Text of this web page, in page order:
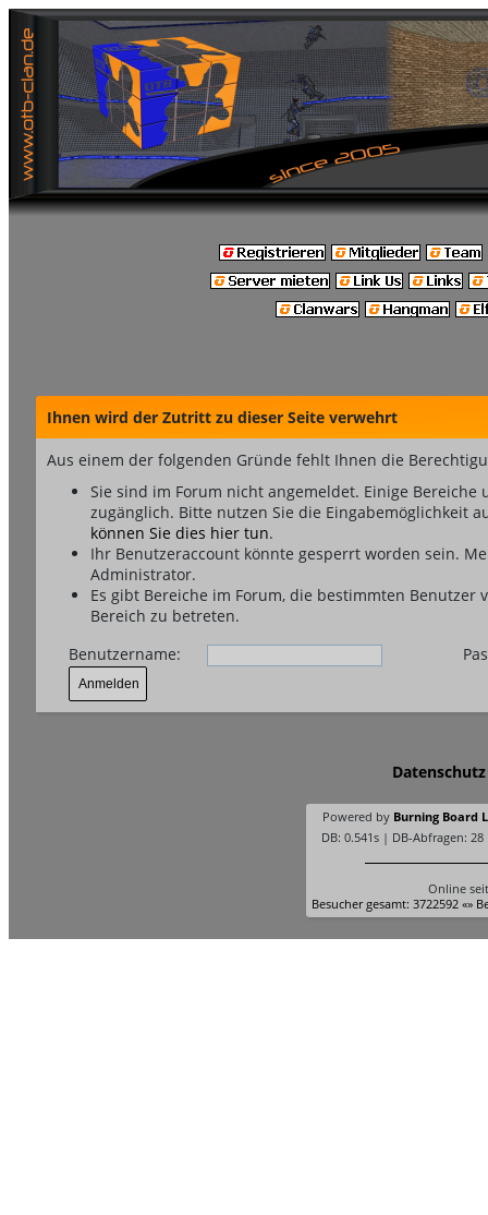
Ihnen wird der Zutritt zu dieser Seite verwehrt
Aus einem der folgenden Gründe fehlt Ihnen die
Sie sind im Forum nicht angemeldet. Einige
zugänglich. Bitte nutzen Sie die Eingabemöglichkeit
können Sie dies hier tun.
Ihr Benutzeraccount könnte gesperrt worden sein.
Administrator.
Es gibt Bereiche im Forum, die bestimmten
Bereich zu betreten.
Benutzername:
Datenschutz
Powered by Burning Board
DB: 0.541s | DB-Abfragen:
Online
Besucher gesamt: 3722592 «»